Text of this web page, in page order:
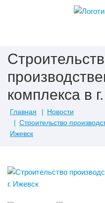
комплекса в
Главная
Новости
Строительство
Ижевск